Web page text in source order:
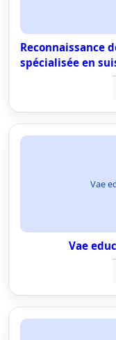
Reconnaissance
spécialisée en
Vae
Vae